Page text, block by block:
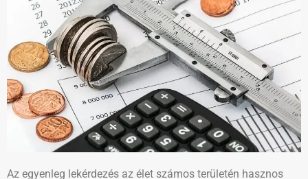
Az egyenleg lekérdezés az élet számos területén hasznos